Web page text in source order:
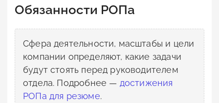
Обязанности РОПа
Сфера деятельности, масштабы и цели
компании определяют, какие задачи
будут стоять перед руководителем
отдела. Подробнее — достижения
РОПа для резюме.